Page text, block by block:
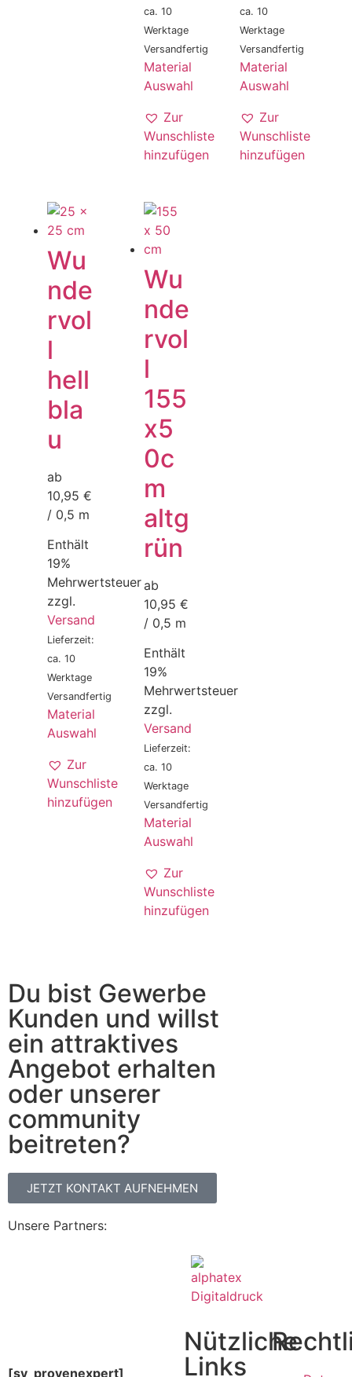
ca. 10
Werktage
Versandfertig
Material
Auswahl
Zur
Wunschliste
hinzufügen
ca. 10
Werktage
Versandfertig
Material
Auswahl
Zur
Wunschliste
hinzufügen
Wu
nde
rvol
l
hell
bla
u
ab
10,95 €
/ 0,5 m
Enthält
19%
Mehrwertsteuer
zzgl.
Versand
Lieferzeit:
ca. 10
Werktage
Versandfertig
Material
Auswahl
Zur
Wunschliste
hinzufügen
Wu
nde
rvol
l
155
x5
0c
m
altg
rün
ab
10,95 €
/ 0,5 m
Enthält
19%
Mehrwertsteuer
zzgl.
Versand
Lieferzeit:
ca. 10
Werktage
Versandfertig
Material
Auswahl
Zur
Wunschliste
hinzufügen
Du bist Gewerbe
Kunden und willst
ein attraktives
Angebot erhalten
oder unserer
community
beitreten?
JETZT KONTAKT AUFNEHMEN
Unsere Partners:
[sv_provenexpert]
Nützliche
Links